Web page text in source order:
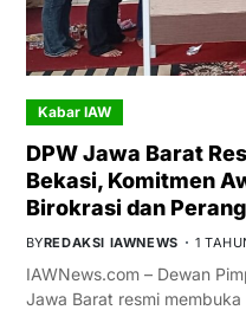
Kabar IAW
DPW Jawa Barat
Bekasi, Komitmen
Birokrasi dan
BYREDAKSI IAWNEWS 1
IAWNews.com – Dewan
Jawa Barat resmi